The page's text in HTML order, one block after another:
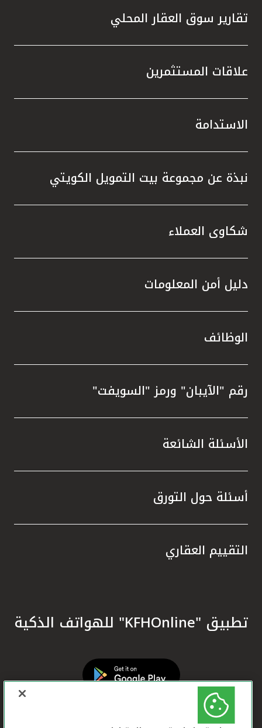
تقارير سوق العقار المحلي
علاقات المستثمرين
الاستدامة
نبذة عن مجموعة بيت التمويل الكويتي
شكاوى العملاء
دليل أمن المعلومات
الوظائف
رقم "الآيبان" ورمز "السويفت"
الأسئلة الشائعة
أسئلة حول التورق
التقييم العقاري
تطبيق "KFHOnline" للهواتف الذكية